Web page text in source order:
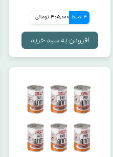
4 قسط 405,000 تومانی
افزودن به سبد خرید